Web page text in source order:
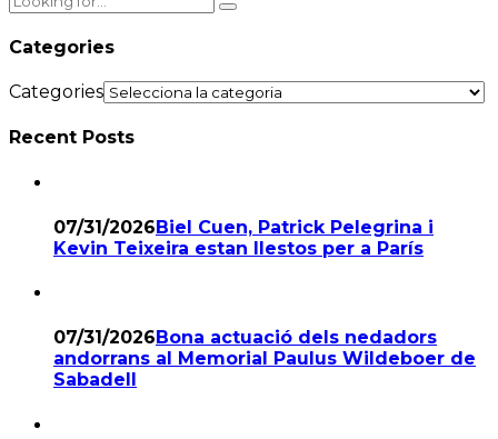
Categories
Categories
Recent Posts
07/31/2026Biel Cuen, Patrick Pelegrina i
Kevin Teixeira estan llestos per a París
07/31/2026 Bona actuació dels nedadors
andorrans al Memorial Paulus Wildeboer de
Sabadell